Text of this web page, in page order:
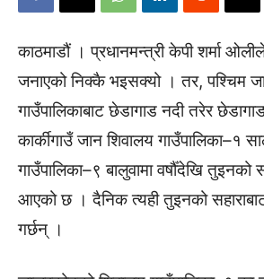
काठमाडौं । प्रधानमन्त्री केपी शर्मा
जनाएको निक्कै भइसक्यो । तर, पश्चिम
गाउँपालिकाबाट छेडागाड नदी तरेर
कार्कीगाउँ जान शिवालय गाउँपालिका–१
गाउँपालिका–९ बालुवामा वर्षौँदेखि तुइनको
आएको छ । दैनिक त्यही तुइनको सहाराबाट
गर्छन् ।